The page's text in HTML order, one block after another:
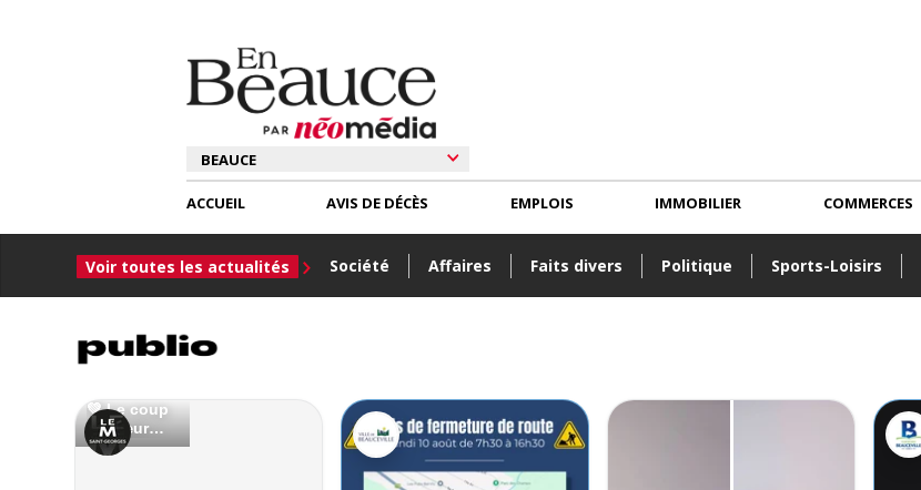
ACCUEIL
Voir toutes les actualités Société Affaires Faits divers Politique Sports-Loisirs
AVIS DE DÉCÈS EMPLOIS IMMOBILIER COMMERCES